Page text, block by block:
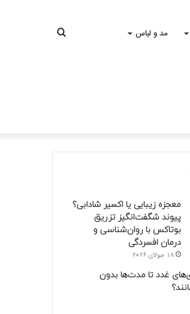
مد و لباس جستجو
معجزه زیبایی یا اکسیر شادابی؟
پیوند شگفت‌انگیز تزریق
بوتاکس با روان‌شناسی و
درمان افسردگی
18 جولای 2026
غدد تا مدت‌ها بدون